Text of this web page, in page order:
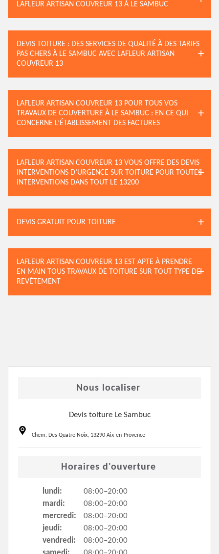
LAFLEUR ARTISAN COUVREUR 13 À LE SAMBUC
DEVIS TOITURE : DES SERVICES DE QUALITÉ À DES TARIFS
PAS CHERS À LE SAMBUC AVEC LAFLEUR ARTISAN
COUVREUR 13
LAFLEUR ARTISAN COUVREUR 13 POUR TOUS VOS
TRAVAUX DE COUVERTURE À LE SAMBUC : EN CE QUI
CONCERNE L’ÉTABLISSEMENT DES FACTURES
LAFLEUR ARTISAN COUVREUR 13 VOUS OFFRE DES DEVIS
INTERVENTIONS D’URGENCE SUR TOITURE POUR TOUTES
INTERVENTIONS DANS TOUT LE 13200
DEVIS GRATUIT POUR TOITURE
LAFLEUR ARTISAN COUVREUR 13 EST APTE À PRENDRE
EN MAIN TOUS TRAVAUX DE TOITURE SUR TOUT TYPE DE
REVÊTEMENT
Nous localiser
Devis toiture Le Sambuc
Chem. Des Quatre Noix, 13290 Aix-en-Provence
Horaires d'ouverture
lundi:
08:00–20:00
mardi:
08:00–20:00
mercredi:
08:00–20:00
jeudi:
08:00–20:00
vendredi:
08:00–20:00